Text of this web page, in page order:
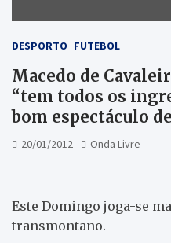
DESPORTO FUTEBOL
Macedo de
“tem todos os
bom espectáculo
20/01/2012 Onda Livre
Este Domingo joga-se
transmontano.